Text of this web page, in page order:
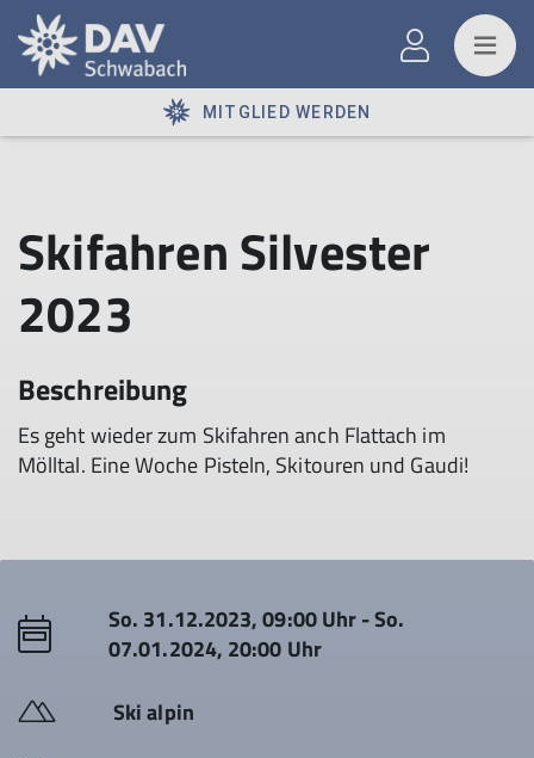
MITGLIED WERDEN
Skifahren Silvester
2023
Beschreibung
Es geht wieder zum Skifahren anch Flattach im
Mölltal. Eine Woche Pisteln, Skitouren und Gaudi!
So. 31.12.2023, 09:00 Uhr - So.
07.01.2024, 20:00 Uhr
Ski alpin